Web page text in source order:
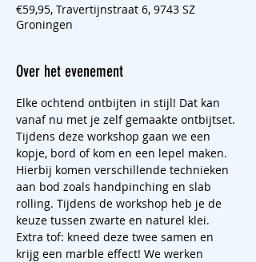
€59,95, Travertijnstraat 6, 9743 SZ
Groningen
Over het evenement
Elke ochtend ontbijten in stijl! Dat kan
vanaf nu met je zelf gemaakte ontbijtset.
Tijdens deze workshop gaan we een
kopje, bord of kom en een lepel maken.
Hierbij komen verschillende technieken
aan bod zoals handpinching en slab
rolling. Tijdens de workshop heb je de
keuze tussen zwarte en naturel klei.
Extra tof: kneed deze twee samen en
krijg een marble effect! We werken